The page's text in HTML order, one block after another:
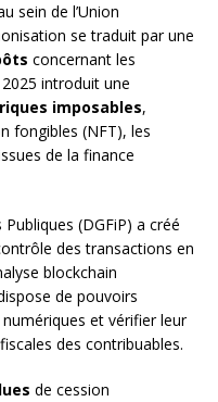
sein de l’Union
se traduit par une
concernant les
introduit une
imposables,
fongibles (NFT), les
de la finance
(DGFiP) a créé
des transactions en
blockchain
de pouvoirs
et vérifier leur
des contribuables.
de cession